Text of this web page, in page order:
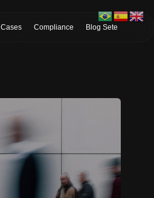
Cases Compliance Blog Sete